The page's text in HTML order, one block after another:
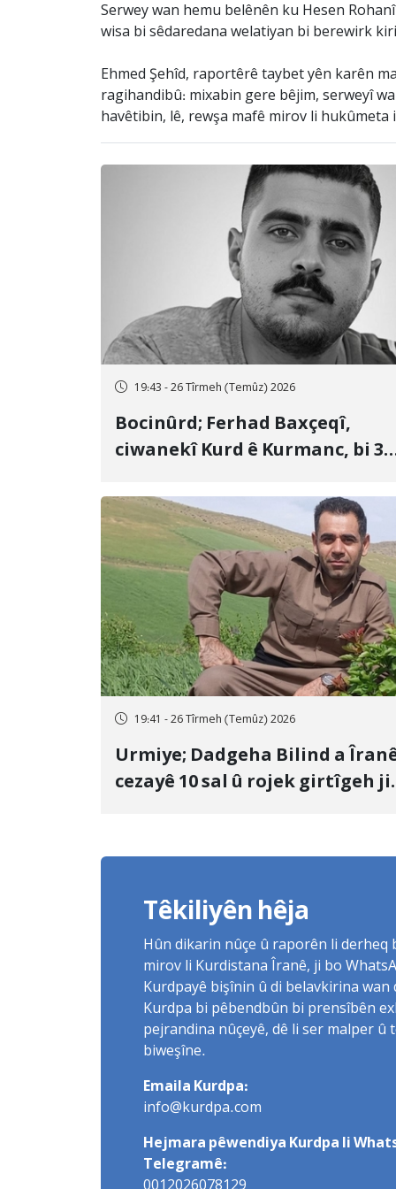
Serwey wan hemu belênên ku Hesen
wisa bi sêdaredana welatiyan bi berewirk
Ehmed Şehîd, raportêrê taybet yên karên
ragihandibû: mixabin gere bêjim, serweyî
havêtibin, lê, rewşa mafê mirov li hukûmeta
19:43 - 26 Tîrmeh (Temûz) 2026
Bocinûrd; Ferhad Baxçeqî,
ciwanekî Kurd ê Kurmanc, bi 3
cezakirin
19:41 - 26 Tîrmeh (Temûz) 2026
Urmiye; Dadgeha Bilind a
cezayê 10 sal û rojek girtîgeh ji
Têkiliyên hêja
Hûn dikarin nûçe û raporên li derheq
mirov li Kurdistana Îranê, ji bo
Kurdpayê bişînin û di belavkirina wan
Kurdpa bi pêbendbûn bi prensîbên
pejrandina nûçeyê, dê li ser malper û
biweşîne.
Emaila Kurdpa:
info@kurdpa.com
Hejmara pêwendiya Kurdpa li
Telegramê: